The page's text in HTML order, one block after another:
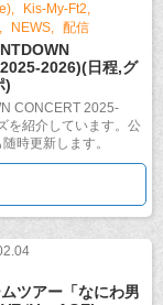
Kis-My-Ft2
NEWS 配信
2026)(日程,グ
)
CONCERT 2025-
を紹介しています。公
時更新します。
ツアー「なにわ男